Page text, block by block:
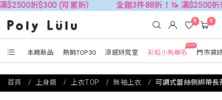
$300 (可累折） 全館3件88折！🦄 滿$2500折$300 (可
本周新品 熱銷TOP30 涼感研究室
NEW
彩虹小馬聯名 門市資
0 0
首頁 上身類 上衣TOP 無袖上衣 可調式蕾絲側綁帶